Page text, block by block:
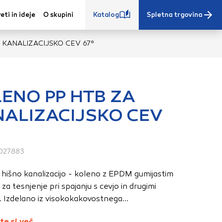
in ideje O skupini Katalog Spletna trgovina
KANALIZACIJSKO CEV 67°
PP HTB ZA
CEV
hišno kanalizacijo - koleno z EPDM gumijastim
tesnjenje pri spajanju s cevjo in drugimi
Izdelano iz visokokakovostnega...
iz vašega
vaše nastavitve,
Te
bolj
Klikajte
Blokiranje
Več